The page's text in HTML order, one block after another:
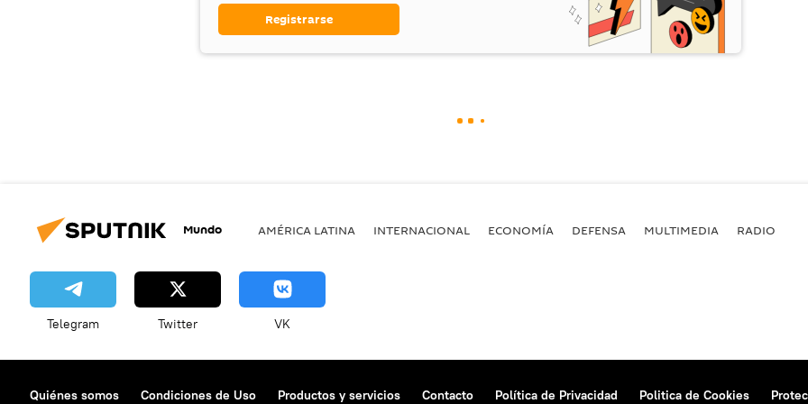
Registrarse
Mundo AMÉRICA LATINA INTERNACIONAL ECONOMÍA DEFENSA MULTIMEDIA RADIO
Telegram Twitter VK
Quiénes somos Condiciones de Uso Productos y servicios Contacto Política de Privacidad Politica de Cookies